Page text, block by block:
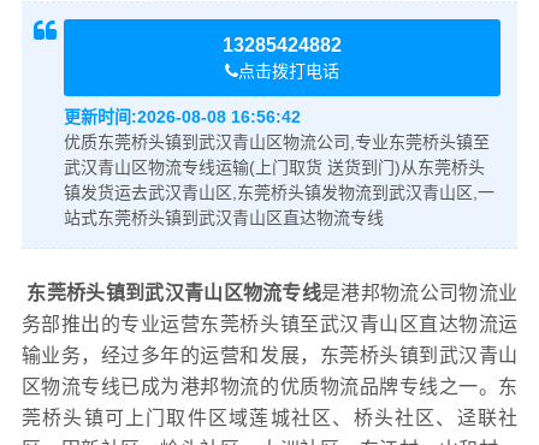
13285424882
点击拨打电话
更新时间:2026-08-08 16:56:42
优质东莞桥头镇到武汉青山区物流公司,专业东莞桥头镇至
武汉青山区物流专线运输(上门取货 送货到门)从东莞桥头
镇发货运去武汉青山区,东莞桥头镇发物流到武汉青山区,一
站式东莞桥头镇到武汉青山区直达物流专线
东莞桥头镇到武汉青山区物流专线是港邦物流公司物流业
务部推出的专业运营东莞桥头镇至武汉青山区直达物流运
输业务，经过多年的运营和发展，东莞桥头镇到武汉青山
区物流专线已成为港邦物流的优质物流品牌专线之一。东
莞桥头镇可上门取件区域莲城社区、桥头社区、迳联社